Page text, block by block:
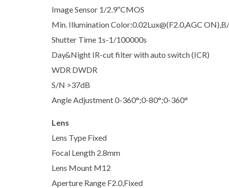
Image Sensor 1/2.9″CMOS
Min. Illumination Color:0.02Lux@(F2.0,AGC
Shutter Time 1s-1/100000s
Day&Night IR-cut filter with auto switch (ICR)
WDR DWDR
S/N >37dB
Angle Adjustment 0-360°;0-80°;0-360°
Lens
Lens Type Fixed
Focal Length 2.8mm
Lens Mount M12
Aperture Range F2.0,Fixed